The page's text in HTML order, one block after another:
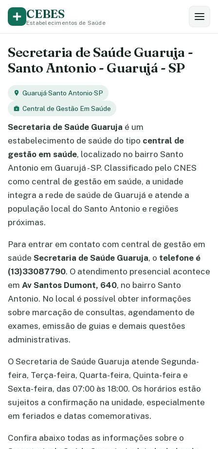
CEBES
Estabelecimentos de Saúde
Secretaria de Saúde Guaruja -
Santo Antonio - Guarujá - SP
Guarujá·Santo Antonio·SP
Central de Gestão Em Saúde
Secretaria de Saúde Guaruja é um
estabelecimento de saúde do tipo central de
gestão em saúde, localizado no bairro Santo
Antonio em Guarujá - SP. Classificado pelo CNES
como central de gestão em saúde, a unidade
integra a rede de saúde de Guarujá e atende a
população local do Santo Antonio e regiões
próximas.
Para entrar em contato com central de gestão em
saúde Secretaria de Saúde Guaruja, o telefone é
(13)33087790. O atendimento presencial acontece
em Av Santos Dumont, 640, no bairro Santo
Antonio. No local é possível obter informações
sobre marcação de consultas, agendamento de
exames, emissão de guias e demais questões
administrativas.
O Secretaria de Saúde Guaruja atende Segunda-
feira, Terça-feira, Quarta-feira, Quinta-feira e
Sexta-feira, das 07:00 às 18:00. Os horários estão
sujeitos a confirmação na unidade, especialmente
em feriados e datas comemorativas.
Confira abaixo todas as informações sobre o